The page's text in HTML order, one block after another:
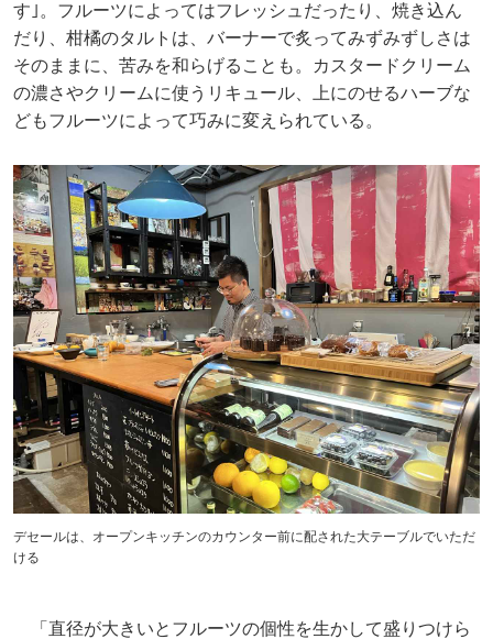
す｣。フルーツによってはフレッシュだったり、焼き込ん
だり、柑橘のタルトは、バーナーで炙ってみずみずしさは
そのままに、苦みを和らげることも。カスタードクリーム
の濃さやクリームに使うリキュール、上にのせるハーブな
どもフルーツによって巧みに変えられている。
デセールは、オープンキッチンのカウンター前に配された大テーブルでいただ
ける
「直径が大きいとフルーツの個性を生かして盛りつけら